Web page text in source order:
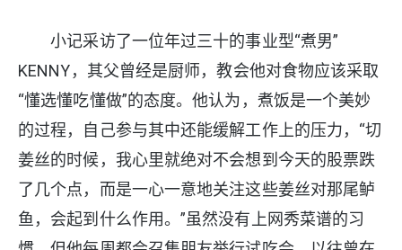
小记采访了一位年过三十的事业型“煮男”
KENNY，其父曾经是厨师，教会他对食物应该采取
“懂选懂吃懂做”的态度。他认为，煮饭是一个美妙
的过程，自己参与其中还能缓解工作上的压力，“切
姜丝的时候，我心里就绝对不会想到今天的股票跌
了几个点，而是一心一意地关注这些姜丝对那尾鲈
鱼，会起到什么作用。”虽然没有上网秀菜谱的习